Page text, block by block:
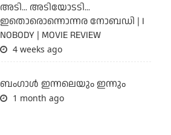
അടി... അടിയോടടി...
ഇതൊരൊന്നൊന്നര നോബഡി | I
NOBODY | MOVIE REVIEW
4 weeks ago
ബംഗാള്‍ ഇന്നലെയും ഇന്നും
1 month ago